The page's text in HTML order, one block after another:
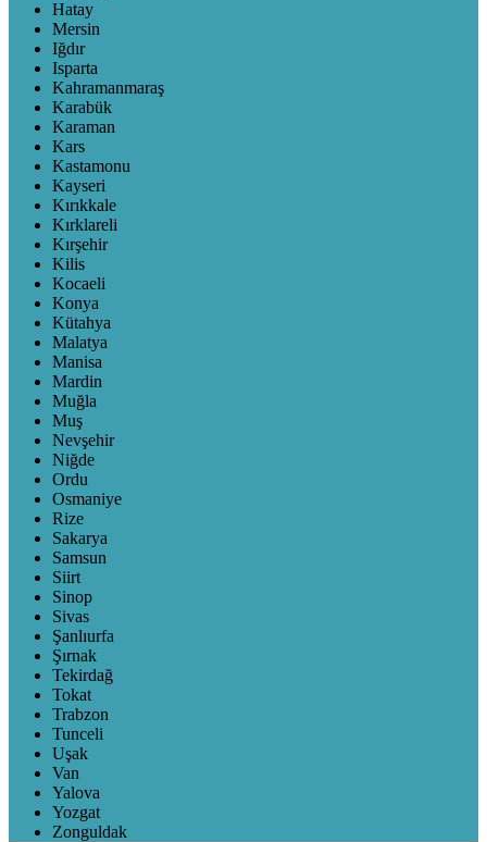
Hatay
Mersin
Iğdır
Isparta
Kahramanmaraş
Karabük
Karaman
Kars
Kastamonu
Kayseri
Kırıkkale
Kırklareli
Kırşehir
Kilis
Kocaeli
Konya
Kütahya
Malatya
Manisa
Mardin
Muğla
Muş
Nevşehir
Niğde
Ordu
Osmaniye
Rize
Sakarya
Samsun
Siirt
Sinop
Sivas
Şanlıurfa
Şırnak
Tekirdağ
Tokat
Trabzon
Tunceli
Uşak
Van
Yalova
Yozgat
Zonguldak